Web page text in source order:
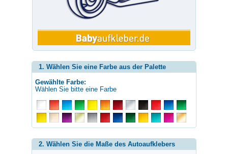
1. Wählen Sie eine Farbe aus der Palette
Gewählte Farbe:
Wählen Sie bitte eine Farbe
2. Wählen Sie die Maße des Autoaufklebers